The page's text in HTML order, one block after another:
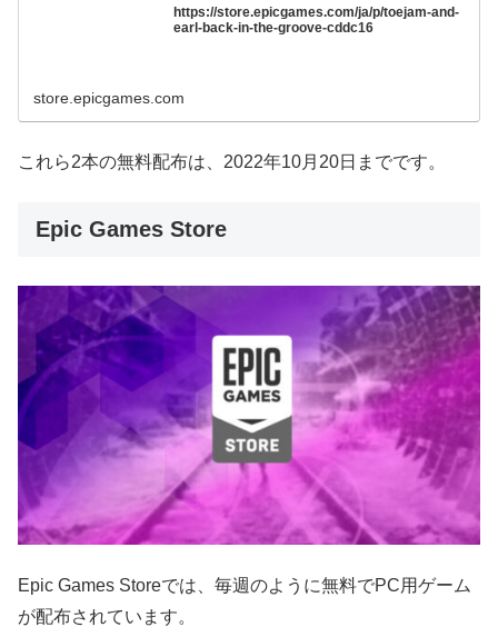
https://store.epicgames.com/ja/p/toejam-and-
earl-back-in-the-groove-cddc16
store.epicgames.com
これら2本の無料配布は、2022年10月20日までです。
Epic Games Store
Epic Games Storeでは、毎週のように無料でPC用ゲーム
が配布されています。